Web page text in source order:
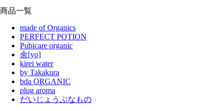
商品一覧
made of Organics
PERFECT POTION
Pubicare organic
余[yo]
kirei water
by Takakura
bda ORGANIC
plug aroma
だいじょうぶなもの